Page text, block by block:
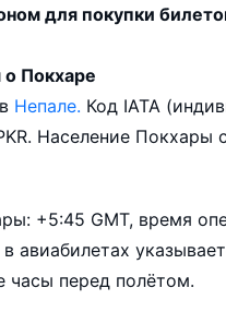
для покупки
аэропортами:
в Покхару из
дней,
может измениться
Покхаре
Непале. Код IATA
+5:45 GMT, время
авиабилетах
часы перед полётом.